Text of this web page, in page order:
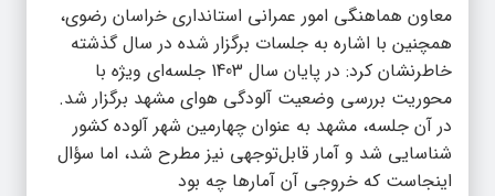
معاون هماهنگی امور عمرانی استانداری خراسان رضوی،
همچنین با اشاره به جلسات برگزار شده در سال گذشته
خاطرنشان کرد: در پایان سال 1403 جلسه‌ای ویژه با
محوریت بررسی وضعیت آلودگی هوای مشهد برگزار شد.
در آن جلسه، مشهد به عنوان چهارمین شهر آلوده کشور
شناسایی شد و آمار قابل‌توجهی نیز مطرح شد، اما سؤال
اینجاست که خروجی آن آمارها چه بود